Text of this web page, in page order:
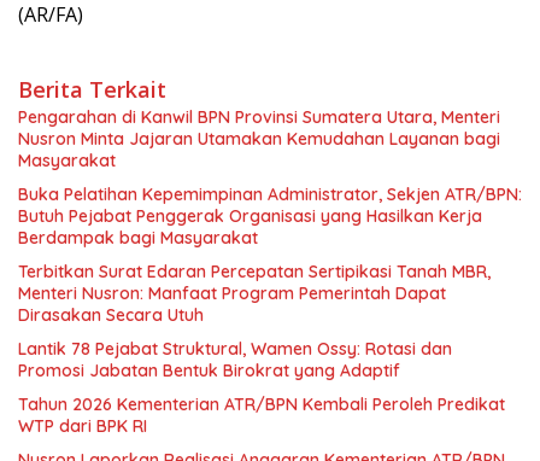
(AR/FA)
Berita Terkait
Pengarahan di Kanwil BPN Provinsi Sumatera Utara, Menteri
Nusron Minta Jajaran Utamakan Kemudahan Layanan bagi
Masyarakat
Buka Pelatihan Kepemimpinan Administrator, Sekjen ATR/BPN:
Butuh Pejabat Penggerak Organisasi yang Hasilkan Kerja
Berdampak bagi Masyarakat
Terbitkan Surat Edaran Percepatan Sertipikasi Tanah MBR,
Menteri Nusron: Manfaat Program Pemerintah Dapat
Dirasakan Secara Utuh
Lantik 78 Pejabat Struktural, Wamen Ossy: Rotasi dan
Promosi Jabatan Bentuk Birokrat yang Adaptif
Tahun 2026 Kementerian ATR/BPN Kembali Peroleh Predikat
WTP dari BPK RI